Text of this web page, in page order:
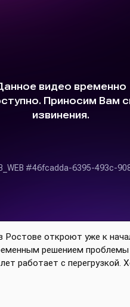
откроют уже к
решением проблемы
работает с перегрузкой.